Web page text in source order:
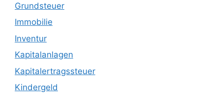
Grundsteuer
Immobilie
Inventur
Kapitalanlagen
Kapitalertragssteuer
Kindergeld